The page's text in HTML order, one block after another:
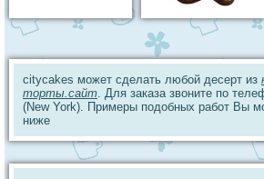
citycakes может сделать любой десерт из
торты.сайт. Для заказа звоните по
(New York). Примеры подобных работ Вы
ниже